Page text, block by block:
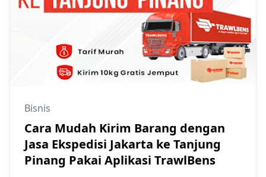
Bisnis
Cara Mudah Kirim Barang dengan
Jasa Ekspedisi Jakarta ke Tanjung
Pinang Pakai Aplikasi TrawlBens